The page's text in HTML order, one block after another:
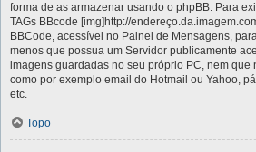
forma de as armazenar usando o phpBB. Para
TAGs BBcode [img]http://
BBCode, acessível no Painel de Mensagens,
menos que possua um Servidor publicamente
imagens guardadas no seu próprio PC, nem que
como por exemplo email do Hotmail ou Yahoo,
etc.
Topo